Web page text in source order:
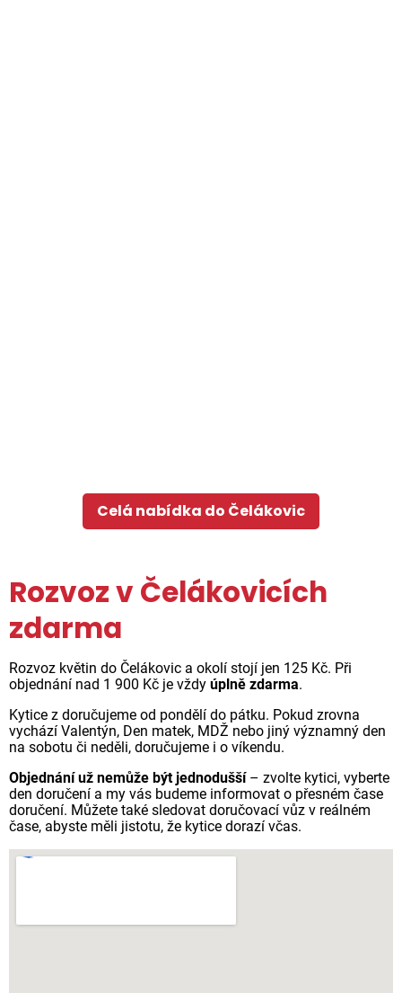
Celá nabídka do Čelákovic
Rozvoz v Čelákovicích
zdarma
Rozvoz květin do Čelákovic a okolí stojí jen 125 Kč. Při
objednání nad 1 900 Kč je vždy úplně zdarma.
Kytice z doručujeme od pondělí do pátku. Pokud zrovna
vychází Valentýn, Den matek, MDŽ nebo jiný významný den
na sobotu či neděli, doručujeme i o víkendu.
Objednání už nemůže být jednodušší– zvolte kytici, vyberte
den doručení a my vás budeme informovat o přesném čase
doručení. Můžete také sledovat doručovací vůz v reálném
čase, abyste měli jistotu, že kytice dorazí včas.